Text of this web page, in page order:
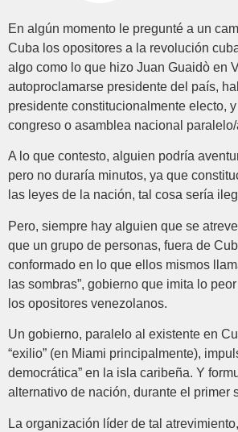
En algún momento le pregunté a un
Cuba los opositores a la revolución
algo como lo que hizo Juan Guaidò en
autoproclamarse presidente del país,
presidente constitucionalmente electo,
congreso o asamblea nacional
A lo que contesto, alguien podría
pero no duraría minutos, ya que
las leyes de la nación, tal cosa sería
Pero, siempre hay alguien que se
que un grupo de personas, fuera de
conformado en lo que ellos mismos
las sombras”, gobierno que imita lo
los opositores venezolanos.
Un gobierno, paralelo al existente en
“exilio” (en Miami principalmente),
democrática” en la isla caribeña. Y
alternativo de nación, durante el primer
La organización líder de tal